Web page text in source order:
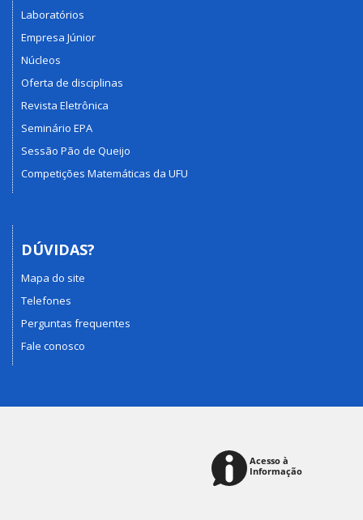
Laboratórios
Empresa Júnior
Núcleos
Oferta de disciplinas
Revista Eletrônica
Seminário EPA
Sessão Pão de Queijo
Competições Matemáticas da UFU
DÚVIDAS?
Mapa do site
Telefones
Perguntas frequentes
Fale conosco